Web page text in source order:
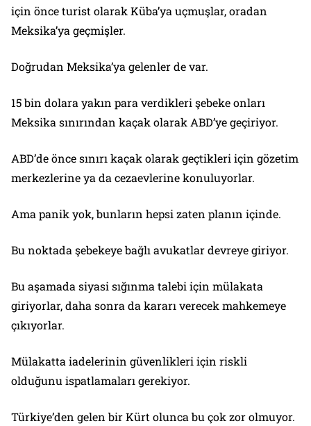
için önce turist olarak Küba’ya uçmuşlar, oradan
Meksika’ya geçmişler.
Doğrudan Meksika’ya gelenler de var.
15 bin dolara yakın para verdikleri şebeke onları
Meksika sınırından kaçak olarak ABD’ye geçiriyor.
ABD’de önce sınırı kaçak olarak geçtikleri için gözetim
merkezlerine ya da cezaevlerine konuluyorlar.
Ama panik yok, bunların hepsi zaten planın içinde.
Bu noktada şebekeye bağlı avukatlar devreye giriyor.
Bu aşamada siyasi sığınma talebi için mülakata
giriyorlar, daha sonra da kararı verecek mahkemeye
çıkıyorlar.
Mülakatta iadelerinin güvenlikleri için riskli
olduğunu ispatlamaları gerekiyor.
Türkiye’den gelen bir Kürt olunca bu çok zor olmuyor.